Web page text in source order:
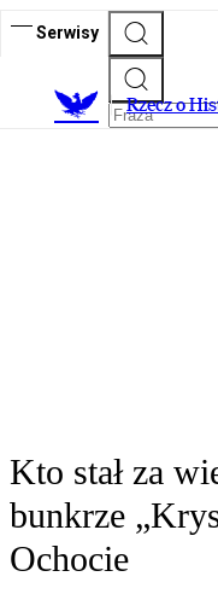
Serwisy
Rzecz o
Kto stał za
bunkrze
Ochocie